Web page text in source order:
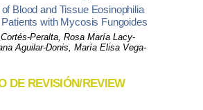
Blood and Tissue Eosinophilia
with Mycosis Fungoides
Peralta, Rosa María Lacy-
Aguilar-Donis, María Elisa Vega-
DE REVISIÓN/REVIEW